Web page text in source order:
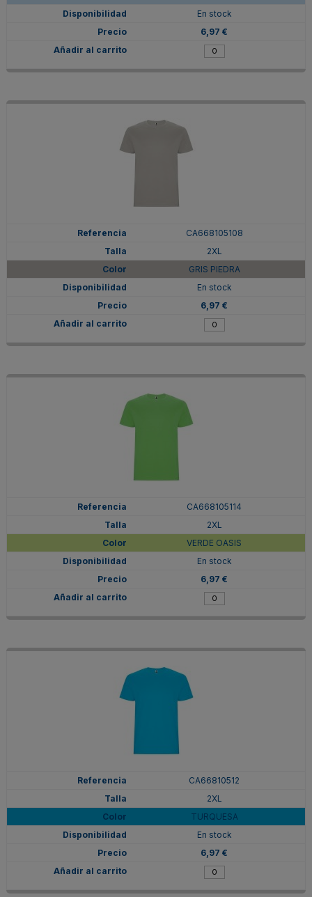
En stock
6,97 €
CA668105108
2XL
GRIS PIEDRA
En stock
6,97 €
CA668105114
2XL
VERDE OASIS
En stock
6,97 €
CA66810512
2XL
TURQUESA
En stock
6,97 €